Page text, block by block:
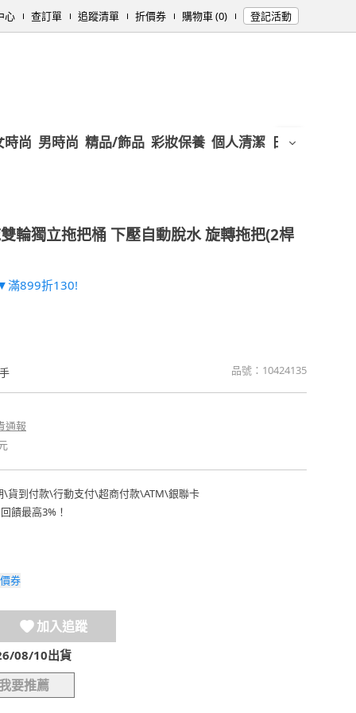
心 查訂單 追蹤清單 折價券 購物車 (0) 登記活動
時尚 男時尚 精品/飾品 彩妝保養 個人清潔 日用/紙品
輪獨立拖把桶 下壓自動脫水 旋轉拖把(2桿
滿899折130!
品號： 10424135
通報
\貨到付款\行動支付\超商付款\ATM\銀聯卡
饋最高3%！
券
加入追蹤
08/10出貨
要推薦